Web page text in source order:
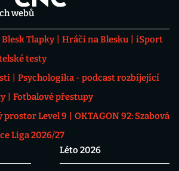
webů
Blesk Tlapky Hráči na Blesku
iSport
testy
Psychologika - podcast rozbíjející
Fotbalové přestupy
prostor Level 9
OKTAGON 92: Szabová
Liga 2026/27
Léto 2026